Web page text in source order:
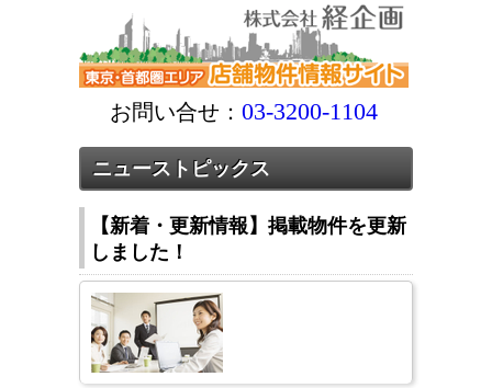
お問い合せ： 03-3200-1104
ニューストピックス
【新着・更新情報】掲載物件を更新
しました！